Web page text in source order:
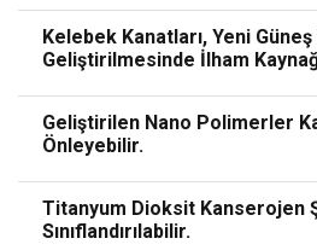
Kelebek Kanatları, Yeni
Geliştirilmesinde İlham
Geliştirilen Nano Polimerler
Önleyebilir.
Titanyum Dioksit Kanserojen
Sınıflandırılabilir.